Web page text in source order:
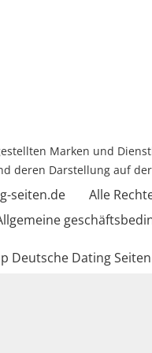
Marken und
deren Darstellung auf
seiten.de
Alle
Deutsche Dating Seiten